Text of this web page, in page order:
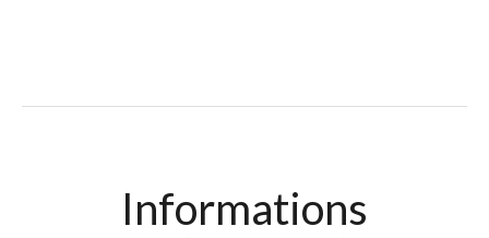
Informations